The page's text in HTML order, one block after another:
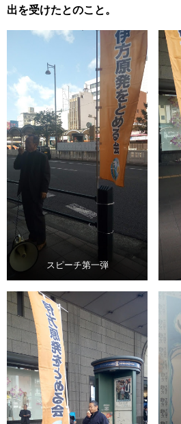
出を受けたとのこと。
スピーチ第一弾